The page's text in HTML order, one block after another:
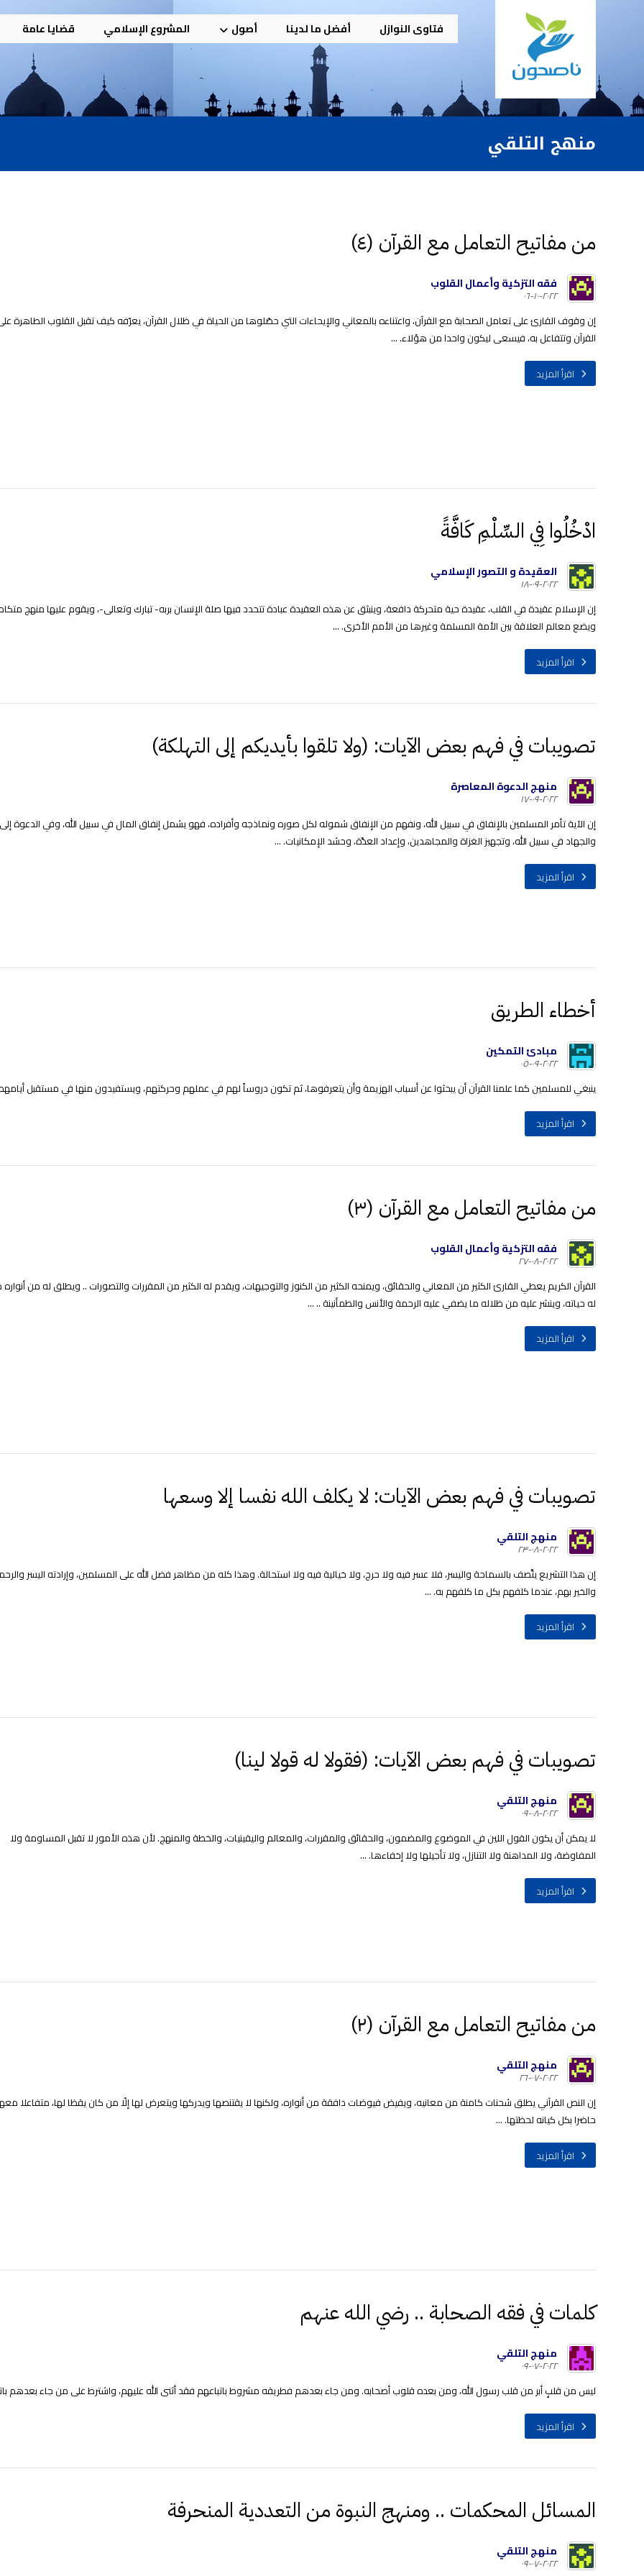
فتاوى النوازل أفضل ما لدينا أصول المشروع الإسلامي قضايا عامة
منهج التلقي
من مفاتيح التعامل مع القرآن (٤)
فقه التزكية وأعمال القلوب
٢٠٢٢-١٠-٠٦
إن وقوف القارئ على تعامل الصحابة مع القرآن، واعتناءه بالمعاني والإيحاءات التي حصّلوها من الحياة في ظلال القرآن، يعرّفه كيف تقبل القلوب الطاهرة
القرآن وتتفاعل به، فيسعى ليكون واحدا من هؤلاء. ...
اقرأ المزيد
ادْخُلُوا فِي السِّلْمِ كَافَّةً
العقيدة و التصور الإسلامي
٢٠٢٢-٠٩-١٨
إن الإسلام عقيدة في القلب، عقيدة حية متحركة دافعة، وينبثق عن هذه العقيدة عبادة تتحدد فيها صلة الإنسان بربه- تبارك وتعالى-، ويقوم عليها منهج
ويضع معالم العلاقة بين الأمة المسلمة وغيرها من الأمم الأخرى. ...
اقرأ المزيد
تصويبات في فهم بعض الآيات: (ولا تلقوا بأيديكم إلى التهلكة)
منهج الدعوة المعاصرة
٢٠٢٢-٠٩-١٧
إن الآية تأمر المسلمين بالإنفاق في سبيل الله، ونفهم من الإنفاق شموله لكل صوره ونماذجه وأفراده، فهو يشمل إنفاق المال في سبيل الله، وفي الدعوة إلى
والجهاد في سبيل الله، وتجهيز الغزاة والمجاهدين، وإعداد العدَّة، وحشد الإمكانيات. ...
اقرأ المزيد
أخطاء الطريق
مبادئ التمكين
٢٠٢٢-٠٩-٠٥
ينبغي للمسلمين كما علمنا القرآن أن يبحثوا عن أسباب الهزيمة وأن يتعرفوها، ثم تكون دروساً لهم في عملهم وحركتهم، ويستفيدون منها في مستقبل
اقرأ المزيد
من مفاتيح التعامل مع القرآن (٣)
فقه التزكية وأعمال القلوب
٢٠٢٢-٠٨-٢٧
القرآن الكريم يعطي القارئ الكثير من المعاني والحقائق، ويمنحه الكثير من الكنوز والتوجيهات، ويقدم له الكثير من المقررات والتصورات .. ويطلق له من أنواره
له حياته، وينشر عليه من ظلاله ما يضفي عليه الرحمة والأنس والطمأنينة .. ...
اقرأ المزيد
تصويبات في فهم بعض الآيات: لا يكلف الله نفسا إلا وسعها
منهج التلقي
٢٠٢٢-٠٨-٢٣
إن هذا التشريع يتَّصف بالسماحة واليسر، فلا عسر فيه ولا حرج، ولا خيالية فيه ولا استحالة. وهذا كله من مظاهر فضل الله على المسلمين، وإرادته اليسر
والخير بهم، عندما كلفهم بكل ما كلفهم به. ...
اقرأ المزيد
تصويبات في فهم بعض الآيات: (فقولا له قولا لينا)
منهج التلقي
٢٠٢٢-٠٨-٠٩
لا يمكن أن يكون القول اللين في الموضوع والمضمون، والحقائق والمقررات، والمعالم واليقينيات، والخطة والمنهج. لأن هذه الأمور لا تقبل المساومة ولا
المفاوضة، ولا المداهنة ولا التنازل، ولا تأجيلها ولا إخفاءها. ...
اقرأ المزيد
من مفاتيح التعامل مع القرآن (٢)
منهج التلقي
٢٠٢٢-٠٧-٢٦
إن النص القرآني يطلق شحنات كامنة من معانيه، ويفيض فيوضات دافقة من أنواره، ولكنها لا يقتنصها ويدركها ويتعرض لها إلّا من كان يقظا لها، متفاعلا
حاضرا بكل كيانه لحظتها. ...
اقرأ المزيد
كلمات في فقه الصحابة .. رضي الله عنهم
منهج التلقي
٢٠٢٢-٠٧-٠٩
ليس من قلبٍ أبر من قلب رسول الله، ومن بعده قلوب أصحابه. ومن جاء بعدهم فطريقه مشروط باتباعهم فقد أثنى الله عليهم، واشترط على من جاء بعدهم
اقرأ المزيد
المسائل المحكمات .. ومنهج النبوة من التعددية المنحرفة
منهج التلقي
٢٠٢٢-٠٧-٠٩